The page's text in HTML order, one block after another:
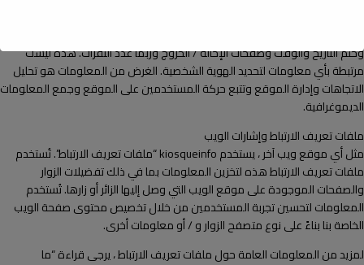
وختم التاريخ والوقت وصفحات الإحالة / الخروج وربما عدد النقرات. هذه ليست
مرتبطة بأي معلومات لتحديد الهوية الشخصية. الغرض من المعلومات هو تحليل
الاتجاهات وإدارة الموقع وتتبع حركة المستخدمين على الموقع وجمع المعلومات
الديموغرافية.
ملفات تعريف الارتباط وإشارات الويب
مثل أي موقع ويب آخر ، يستخدم kiosqueinfo “ملفات تعريف الارتباط”. تُستخدم
ملفات تعريف الارتباط هذه لتخزين المعلومات بما في ذلك تفضيلات الزوار
والصفحات الموجودة على موقع الويب التي وصل إليها الزائر أو زارها. تُستخدم
المعلومات لتحسين تجربة المستخدمين من خلال تخصيص محتوى صفحة الويب
الخاصة بنا بناءً على نوع متصفح الزوار و / أو معلومات أخرى.
لمزيد من المعلومات العامة حول ملفات تعريف الارتباط ، يرجى قراءة “ما